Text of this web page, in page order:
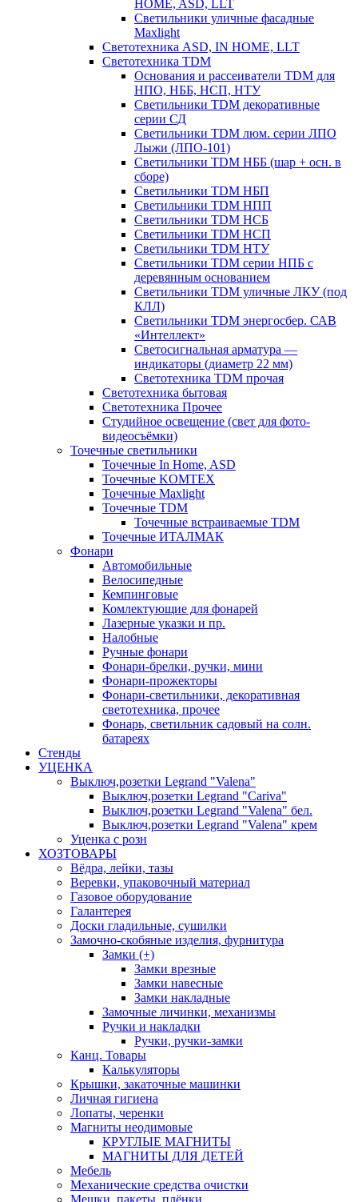
HOME, ASD, LLT
Светильники уличные фасадные
Maxlight
Светотехника ASD, IN HOME, LLT
Светотехника TDM
Основания и рассеиватели TDM для
НПО, НББ, НСП, НТУ
Светильники TDM декоративные
серии СД
Светильники TDM люм. серии ЛПО
Лыжи (ЛПО-101)
Светильники TDM НББ (шар + осн. в
сборе)
Светильники TDM НБП
Светильники TDM НПП
Светильники TDM НСБ
Светильники TDM НСП
Светильники TDM НТУ
Светильники TDM серии НПБ с
деревянным основанием
Светильники TDM уличные ЛКУ (под
КЛЛ)
Светильники TDM энергосбер. САВ
«Интеллект»
Светосигнальная арматура —
индикаторы (диаметр 22 мм)
Светотехника TDM прочая
Светотехника бытовая
Светотехника Прочее
Студийное освещение (свет для фото-
видеосъёмки)
Точечные светильники
Точечные In Home, ASD
Точечные KOMTEX
Точечные Maxlight
Точечные TDM
Точечные встраиваемые TDM
Точечные ИТАЛМАК
Фонари
Автомобильные
Велосипедные
Кемпинговые
Комлектующие для фонарей
Лазерные указки и пр.
Налобные
Ручные фонари
Фонари-брелки, ручки, мини
Фонари-прожекторы
Фонари-светильники, декоративная
светотехника, прочее
Фонарь, светильник садовый на солн.
батареях
Стенды
УЦЕНКА
Выключ,розетки Legrand "Valena"
Выключ,розетки Legrand "Cariva"
Выключ,розетки Legrand "Valena" бел.
Выключ,розетки Legrand "Valena" крем
Уценка с розн
ХОЗТОВАРЫ
Вёдра, лейки, тазы
Веревки, упаковочный материал
Газовое оборудование
Галантерея
Доски гладильные, сушилки
Замочно-скобяные изделия, фурнитура
Замки (+)
Замки врезные
Замки навесные
Замки накладные
Замочные личинки, механизмы
Ручки и накладки
Ручки, ручки-замки
Канц. Товары
Калькуляторы
Крышки, закаточные машинки
Личная гигиена
Лопаты, черенки
Магниты неодимовые
КРУГЛЫЕ МАГНИТЫ
МАГНИТЫ ДЛЯ ДЕТЕЙ
Мебель
Механические средства очистки